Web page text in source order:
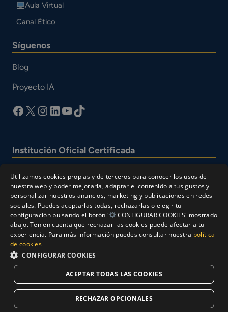
Aula Virtual
Canal Ético
Síguenos
Blog
Proyecto IA
facebook
X Instagram
LinkedIn
YouTube
TikTok
Institución Oficial Certificada
Aviso Legal
Política de Cookies
Solicitar Información
Utilizamos cookies propias y de terceros para conocer los usos de
nuestra web y poder mejorarla, adaptar el contenido a tus gustos y
personalizar nuestros anuncios, marketing y publicaciones en redes
sociales. Puedes aceptarlas todas, rechazarlas o elegir tu
configuración pulsando el botón '
CONFIGURAR COOKIES' mostrado
abajo. Ten en cuenta que rechazar las cookies puede afectar a tu
experiencia. Para más información puedes consultar nuestra política
de cookies
CONFIGURAR COOKIES
ACEPTAR TODAS LAS COOKIES
RECHAZAR OPCIONALES